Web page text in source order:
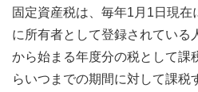
固定資産税は、毎年1月1日現
に所有者として登録されている
から始まる年度分の税として課
らいつまでの期間に対して課税